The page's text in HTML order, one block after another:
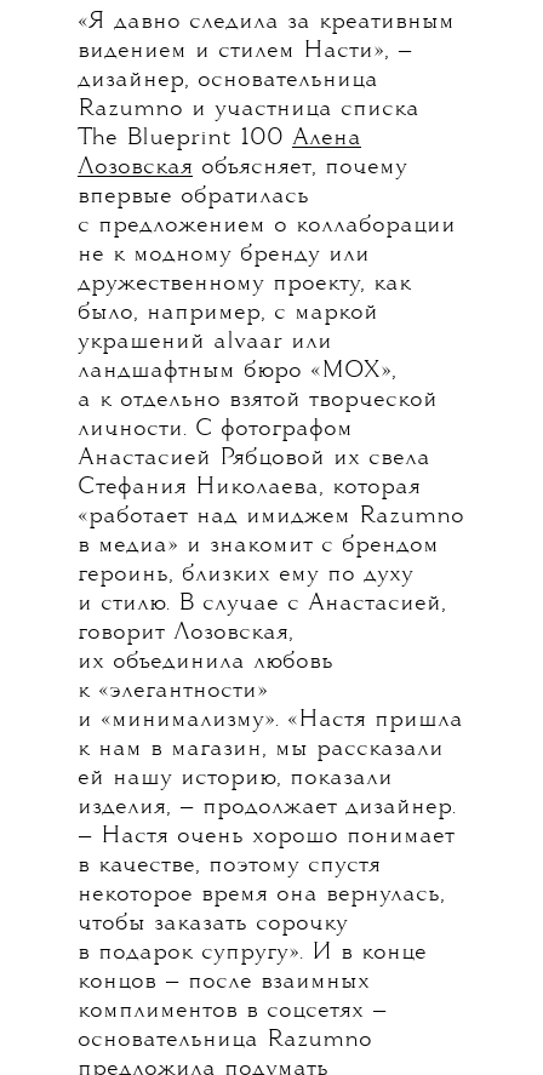
«Я давно следила за креативным
видением и стилем Насти», —
дизайнер, основательница
Razumno и участница списка
The Blueprint 100 Алена
Лозовская объясняет, почему
впервые обратилась
с предложением о коллаборации
не к модному бренду или
дружественному проекту, как
было, например, с маркой
украшений alvaar или
ландшафтным бюро «МОХ»,
а к отдельно взятой творческой
личности. С фотографом
Анастасией Рябцовой их свела
Стефания Николаева, которая
«работает над имиджем Razumno
в медиа» и знакомит с брендом
героинь, близких ему по духу
и стилю. В случае с Анастасией,
говорит Лозовская,
их объединила любовь
к «элегантности»
и «минимализму». «Настя пришла
к нам в магазин, мы рассказали
ей нашу историю, показали
изделия, — продолжает дизайнер.
— Настя очень хорошо понимает
в качестве, поэтому спустя
некоторое время она вернулась,
чтобы заказать сорочку
в подарок супругу». И в конце
концов — после взаимных
комплиментов в соцсетях —
основательница Razumno
предложила подумать